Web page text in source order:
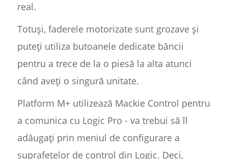
real.
Totuși, faderele motorizate sunt grozave și
puteți utiliza butoanele dedicate băncii
pentru a trece de la o piesă la alta atunci
când aveți o singură unitate.
Platform M+ utilizează Mackie Control pentru
a comunica cu Logic Pro - va trebui să îl
adăugați prin meniul de configurare a
suprafețelor de control din Logic. Deci,